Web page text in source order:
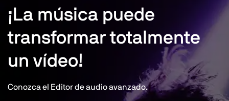
¡La música puede
transformar totalmente
un vídeo!
Conozca el Editor de audio avanzado.